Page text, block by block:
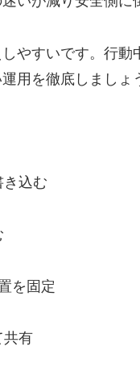
やすいです。行
用を徹底しましょ
込む
を固定
共有